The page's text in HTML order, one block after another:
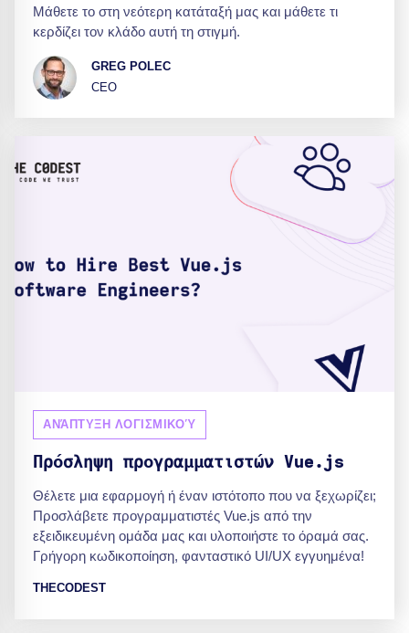
Μάθετε το στη νεότερη κατάταξή μας και μάθετε τι
κερδίζει τον κλάδο αυτή τη στιγμή.
GREG POLEC
CEO
ΑΝΆΠΤΥΞΗ ΛΟΓΙΣΜΙΚΟΎ
Πρόσληψη προγραμματιστών Vue.js
Θέλετε μια εφαρμογή ή έναν ιστότοπο που να ξεχωρίζει;
Προσλάβετε προγραμματιστές Vue.js από την
εξειδικευμένη ομάδα μας και υλοποιήστε το όραμά σας.
Γρήγορη κωδικοποίηση, φανταστικό UI/UX εγγυημένα!
THECODEST